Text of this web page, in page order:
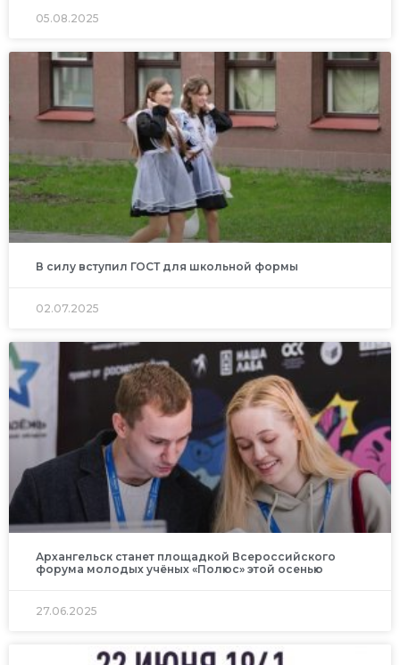
05.08.2025
В силу вступил ГОСТ для школьной формы
02.07.2025
Архангельск станет площадкой Всероссийского
форума молодых учёных «Полюс» этой осенью
27.06.2025